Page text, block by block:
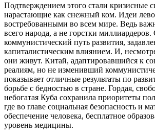
Подтверждением этого стали кризисные
нарастающие как снежный ком. Идеи
востребованными во всем мире. Ведь
всего народа, а не горстки
коммунистический путь развития,
капиталистическим влиянием. И,
они живут. Китай, адаптировавшийся к
реалиям, но не изменивший
показывает отличные результаты по
борьбе с бедностью в стране. Гордая,
небогатая Куба сохранила приоритеты
где во главе социальная безопасность и
обеспечение человека, бесплатное
уровень медицины.